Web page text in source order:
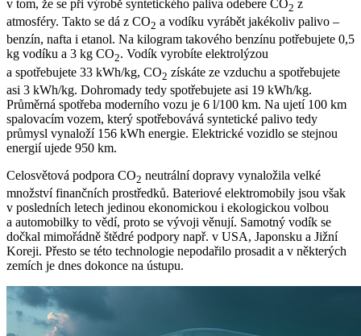
v tom, že se při výrobě syntetického paliva odebere CO2 z
atmosféry. Takto se dá z CO2 a vodíku vyrábět jakékoliv palivo –
benzín, nafta i etanol. Na kilogram takového benzínu potřebujete 0,5
kg vodíku a 3 kg CO2. Vodík vyrobíte elektrolýzou
a spotřebujete 33 kWh/kg, CO2 získáte ze vzduchu a spotřebujete
asi 3 kWh/kg. Dohromady tedy spotřebujete asi 19 kWh/kg.
Průměrná spotřeba moderního vozu je 6 l/100 km. Na ujetí 100 km
spalovacím vozem, který spotřebovává syntetické palivo tedy
průmysl vynaloží 156 kWh energie. Elektrické vozidlo se stejnou
energií ujede 950 km.
Celosvětová podpora CO2 neutrální dopravy vynaložila velké
množství finančních prostředků. Bateriové elektromobily jsou však
v posledních letech jedinou ekonomickou i ekologickou volbou
a automobilky to vědí, proto se vývoji věnují. Samotný vodík se
dočkal mimořádně štědré podpory např. v USA, Japonsku a Jižní
Koreji. Přesto se této technologie nepodařilo prosadit a v některých
zemích je dnes dokonce na ústupu.